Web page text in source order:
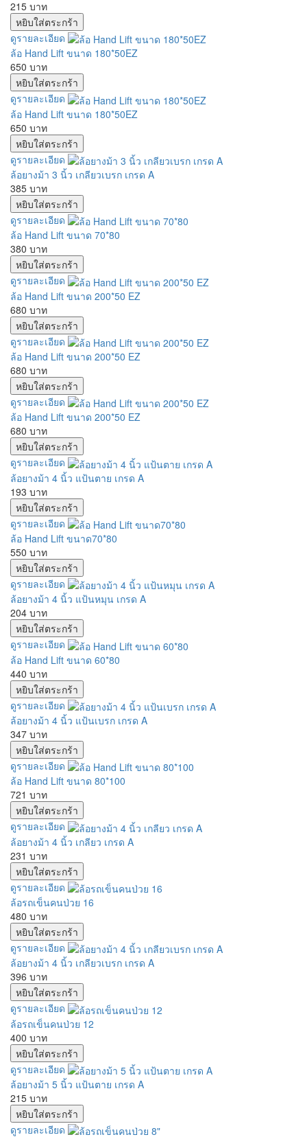
215 บาท
ดูรายละเอียด
ล้อ Hand Lift ขนาด 180*50EZ
650 บาท
ดูรายละเอียด
ล้อ Hand Lift ขนาด 180*50EZ
650 บาท
ดูรายละเอียด
ล้อยางม้า 3 นิ้ว เกลียวเบรก เกรด A
385 บาท
ดูรายละเอียด
ล้อ Hand Lift ขนาด 70*80
380 บาท
ดูรายละเอียด
ล้อ Hand Lift ขนาด 200*50 EZ
680 บาท
ดูรายละเอียด
ล้อ Hand Lift ขนาด 200*50 EZ
680 บาท
ดูรายละเอียด
ล้อ Hand Lift ขนาด 200*50 EZ
680 บาท
ดูรายละเอียด
ล้อยางม้า 4 นิ้ว แป้นตาย เกรด A
193 บาท
ดูรายละเอียด
ล้อ Hand Lift ขนาด70*80
550 บาท
ดูรายละเอียด
ล้อยางม้า 4 นิ้ว แป้นหมุน เกรด A
204 บาท
ดูรายละเอียด
ล้อ Hand Lift ขนาด 60*80
440 บาท
ดูรายละเอียด
ล้อยางม้า 4 นิ้ว แป้นเบรก เกรด A
347 บาท
ดูรายละเอียด
ล้อ Hand Lift ขนาด 80*100
721 บาท
ดูรายละเอียด
ล้อยางม้า 4 นิ้ว เกลียว เกรด A
231 บาท
ดูรายละเอียด
ล้อรถเข็นคนป่วย 16
480 บาท
ดูรายละเอียด
ล้อยางม้า 4 นิ้ว เกลียวเบรก เกรด A
396 บาท
ดูรายละเอียด
ล้อรถเข็นคนป่วย 12
400 บาท
ดูรายละเอียด
ล้อยางม้า 5 นิ้ว แป้นตาย เกรด A
215 บาท
ดูรายละเอียด